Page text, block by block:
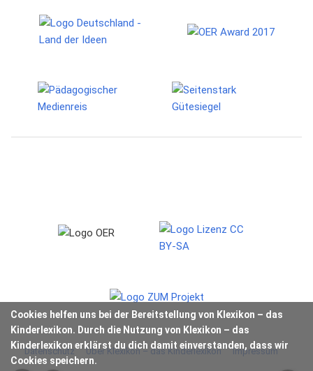
Cookies helfen uns bei der Bereitstellung von Klexikon – das
Kinderlexikon. Durch die Nutzung von Klexikon – das
Kinderlexikon erklärst du dich damit einverstanden, dass wir
Cookies speichern.
Datenschutz Über Klexikon – das Kinderlexikon Impressum